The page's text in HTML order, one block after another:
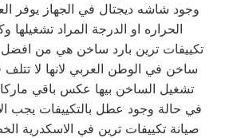
وجود شاشه ديجتال في الجهاز يوفر
الحراره او الدرجة المراد تشغيلها
تكييفات ترين بارد ساخن هي من افضل
ساخن في الوطن العربي لانها لا
تشغيل الساخن بيها عكس باقي
في حالة وجود عطل بالتكييفات يجب
صيانة تكييفات ترين في الاسكدرية